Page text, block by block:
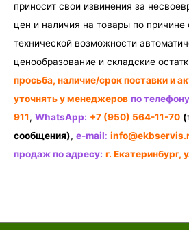
приносит свои извинения за
цен и наличия на товары по причине
технической возможности
ценообразование и складские
просьба, наличие/срок поставки и
уточнять у менеджеров по
911, WhatsApp: +7 (950) 564-11-70
сообщения), e-mail:
продаж по адресу: г. Екатеринбург,